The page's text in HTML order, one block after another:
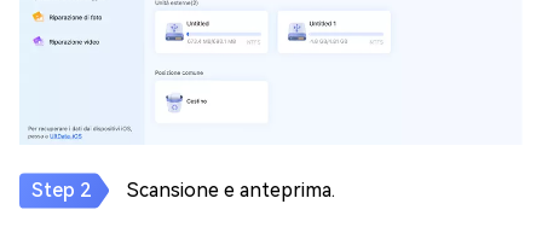
Scansione e anteprima.